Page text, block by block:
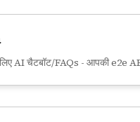
AI चैटबॉट/FAQs - आपकी e2e